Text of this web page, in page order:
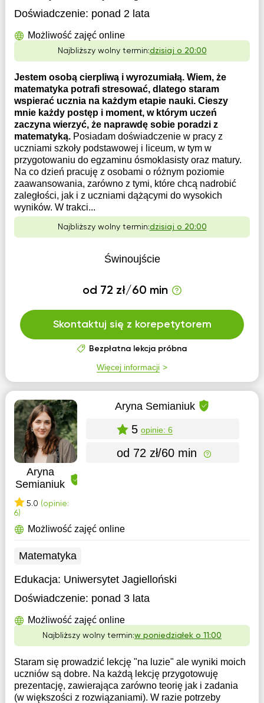
Doświadczenie: ponad 2 lata
Możliwość zajęć online
Najbliższy wolny termin:dzisiaj o 20:00
Jestem osobą cierpliwą i wyrozumiałą. Wiem, że
matematyka potrafi stresować, dlatego staram
wspierać ucznia na każdym etapie nauki. Cieszy
mnie każdy postęp i moment, w którym uczeń
zaczyna wierzyć, że naprawdę sobie poradzi z
matematyką. Posiadam doświadczenie w pracy z
uczniami szkoły podstawowej i liceum, w tym w
przygotowaniu do egzaminu ósmoklasisty oraz matury.
Na co dzień pracuję z osobami o różnym poziomie
zaawansowania, zarówno z tymi, które chcą nadrobić
zaległości, jak i z uczniami dążącymi do wysokich
wyników. W trakci...
Najbliższy wolny termin:dzisiaj o 20:00
Świnoujście
od 72 zł/60 min
Skontaktuj się z korepetytorem
Bezpłatna lekcja próbna
Więcej informacji
Aryna
Semianiuk
5.0 (opinie:
6)
Aryna Semianiuk
5 opinie: 6
od 72 zł/60 min
Możliwość zajęć online
Matematyka
Edukacja: Uniwersytet Jagielloński
Doświadczenie: ponad 3 lata
Możliwość zajęć online
Najbliższy wolny termin:w poniedziałek o 11:00
Staram się prowadzić lekcję "na luzie" ale wyniki moich
uczniów są dobre. Na każdą lekcję przygotowuję
prezentację, zawierająca zarówno teorię jak i zadania
(w większości z rozwiązaniami). W razie potrzeby